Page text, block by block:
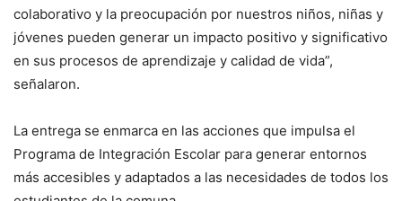
colaborativo y la preocupación por nuestros niños, niñas y
jóvenes pueden generar un impacto positivo y significativo
en sus procesos de aprendizaje y calidad de vida”,
señalaron.
La entrega se enmarca en las acciones que impulsa el
Programa de Integración Escolar para generar entornos
más accesibles y adaptados a las necesidades de todos los